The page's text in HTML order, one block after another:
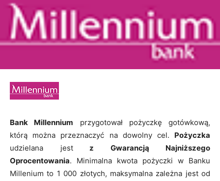
Bank Millennium przygotował pożyczkę gotówkową,
którą można przeznaczyć na dowolny cel. Pożyczka
udzielana jestz Gwarancją Najniższego
Oprocentowania. Minimalna kwota pożyczki w Banku
Millenium to 1 000 złotych, maksymalna zależna jest od